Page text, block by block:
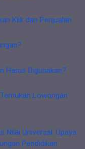
Klik dan Penjualan
Harus Digunakan?
Lowongan
Nilai Universal: Upaya
Pendidikan